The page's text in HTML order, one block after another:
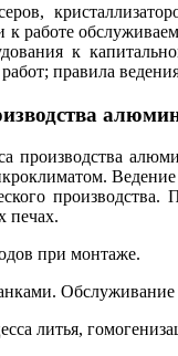
работе
к
правила
производства
печах.
при монтаже.
литья,